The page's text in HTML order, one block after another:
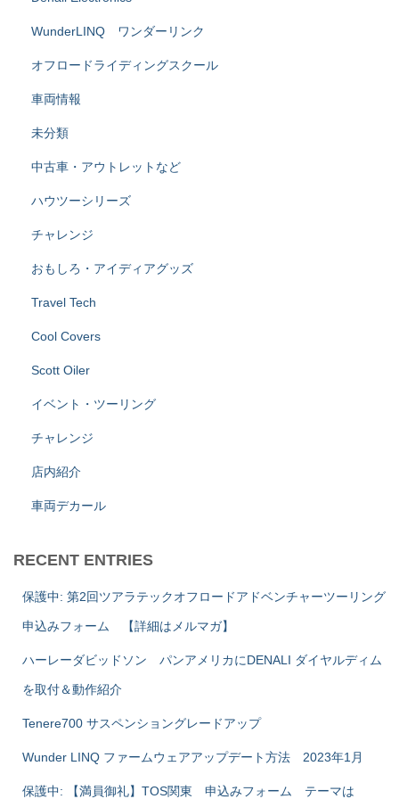
WunderLINQ ワンダーリンク
オフロードライディングスクール
車両情報
未分類
中古車・アウトレットなど
ハウツーシリーズ
チャレンジ
おもしろ・アイディアグッズ
Travel Tech
Cool Covers
Scott Oiler
イベント・ツーリング
チャレンジ
店内紹介
車両デカール
RECENT ENTRIES
保護中: 第2回ツアラテックオフロードアドベンチャーツーリング
申込みフォーム 【詳細はメルマガ】
ハーレーダビッドソン パンアメリカにDENALI ダイヤルディム
を取付＆動作紹介
Tenere700 サスペンショングレードアップ
Wunder LINQ ファームウェアアップデート方法 2023年1月
保護中: 【満員御礼】TOS関東 申込みフォーム テーマは